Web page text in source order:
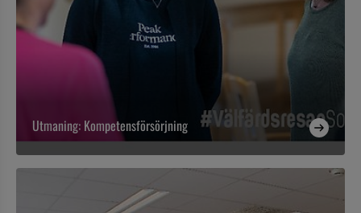
Utmaning: Kompetensförsörjning